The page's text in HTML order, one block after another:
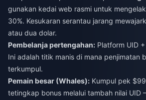
gunakan kedai web rasmi untuk
30%. Kesukaran serantau jarang
atau dua dolar.
Pembelanja pertengahan: Platform UID
Ini adalah titik manis di mana penjimatan
terkumpul.
Pemain besar (Whales): Kumpul pek
tetingkap bonus melalui tambah nilai